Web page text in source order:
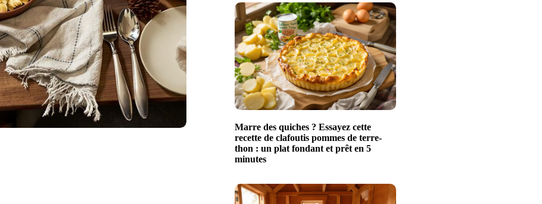
Marre des quiches ? Essayez cette
recette de clafoutis pommes de terre-
thon : un plat fondant et prêt en 5
minutes